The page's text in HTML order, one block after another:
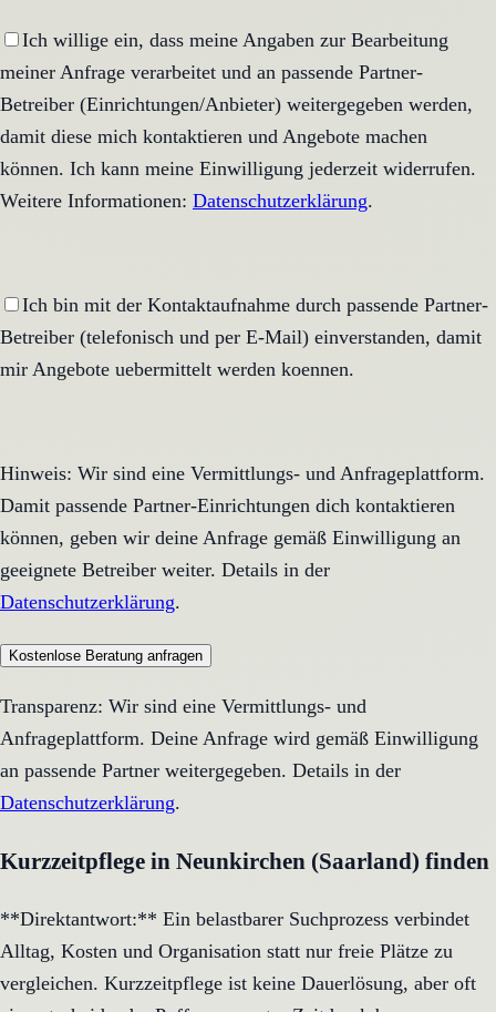
Ich willige ein, dass meine Angaben zur Bearbeitung
meiner Anfrage verarbeitet und an passende Partner-
Betreiber (Einrichtungen/Anbieter) weitergegeben werden,
damit diese mich kontaktieren und Angebote machen
können. Ich kann meine Einwilligung jederzeit widerrufen.
Weitere Informationen: Datenschutzerklärung.
Ich bin mit der Kontaktaufnahme durch passende Partner-
Betreiber (telefonisch und per E-Mail) einverstanden, damit
mir Angebote uebermittelt werden koennen.
Hinweis: Wir sind eine Vermittlungs- und Anfrageplattform.
Damit passende Partner-Einrichtungen dich kontaktieren
können, geben wir deine Anfrage gemäß Einwilligung an
geeignete Betreiber weiter. Details in der
Datenschutzerklärung.
Kostenlose Beratung anfragen
Transparenz: Wir sind eine Vermittlungs- und
Anfrageplattform. Deine Anfrage wird gemäß Einwilligung
an passende Partner weitergegeben. Details in der
Datenschutzerklärung.
Kurzzeitpflege in Neunkirchen (Saarland) finden
**Direktantwort:** Ein belastbarer Suchprozess verbindet
Alltag, Kosten und Organisation statt nur freie Plätze zu
vergleichen. Kurzzeitpflege ist keine Dauerlösung, aber oft